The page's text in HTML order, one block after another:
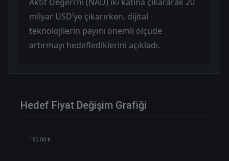
milyar USD’ye çıkarırken, dijital
teknolojilerin payını önemli ölçüde
artırmayı hedeflediklerini açıkladı.
Hedef Fiyat Değişim Grafiği
180.00 ₺